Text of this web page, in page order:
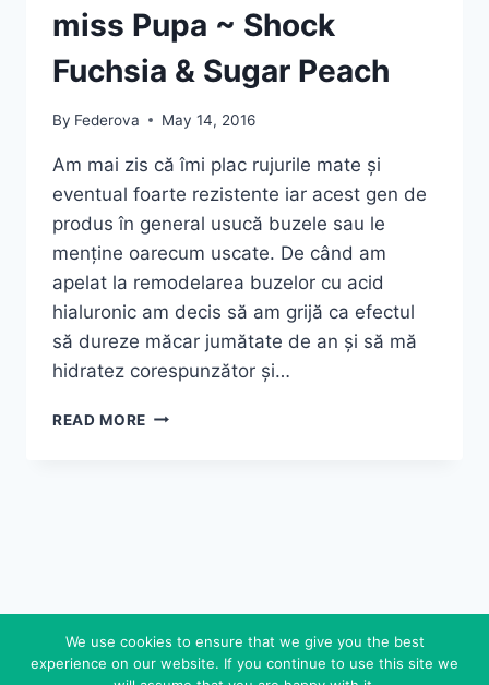
miss Pupa ~ Shock
Fuchsia & Sugar Peach
By Federova May 14, 2016
Am mai zis că îmi plac rujurile mate și
eventual foarte rezistente iar acest gen de
produs în general usucă buzele sau le
menține oarecum uscate. De când am
apelat la remodelarea buzelor cu acid
hialuronic am decis să am grijă ca efectul
să dureze măcar jumătate de an și să mă
hidratez corespunzător și…
READ MORE DOUĂ
SUGAR
PEACH
© 2026 FEDEROVA - WordPress Theme by
We use cookies to ensure that we give you the best
experience on our website. If you continue to use this site we